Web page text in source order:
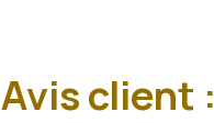
Avis client :